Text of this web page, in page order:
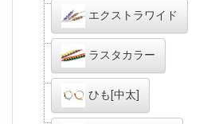
エクストラワイド
ラスタカラー
ひも[中太]